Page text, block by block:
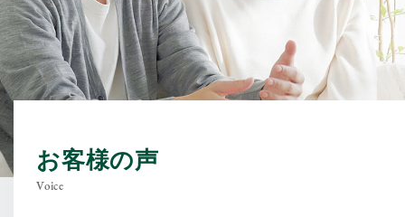
お客様の声
Voice